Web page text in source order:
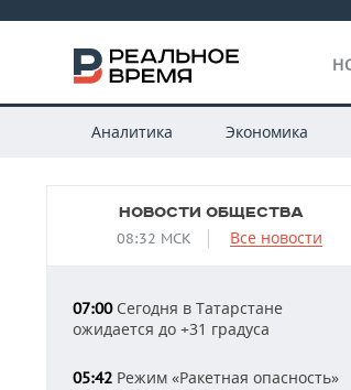
Аналитика Экономика
НОВОСТИ ОБЩЕСТВА
08:32 МСК Все новости
07:00Сегодня в Татарстане
ожидается до +31 градуса
05:42 Режим «Ракетная опасность»